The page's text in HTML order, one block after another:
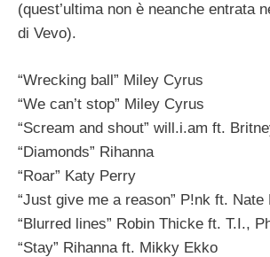
(quest’ultima non è neanche entrata
di Vevo).
“Wrecking ball” Miley Cyrus
“We can’t stop” Miley Cyrus
“Scream and shout” will.i.am ft.
“Diamonds” Rihanna
“Roar” Katy Perry
“Just give me a reason” P!nk ft. Nate
“Blurred lines” Robin Thicke ft. T.I.,
“Stay” Rihanna ft. Mikky Ekko